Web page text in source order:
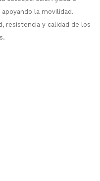
la movilidad.
resistencia y calidad de los